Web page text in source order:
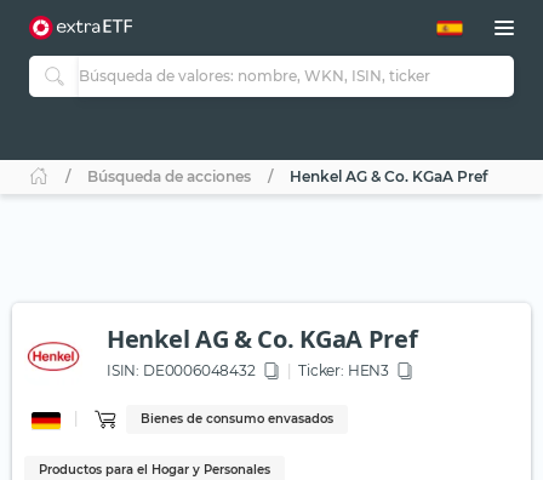
Búsqueda de acciones Henkel AG & Co. KGaA Pref
Henkel AG & Co. KGaA Pref
ISIN: DE0006048432 Ticker: HEN3
Bienes de consumo envasados
Productos para el Hogar y Personales